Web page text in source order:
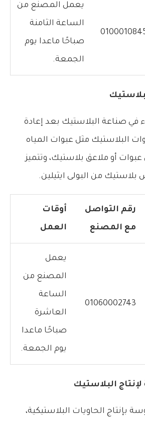
يعمل المصنع من
الساعة الثامنة
صباحًا ماعدا يوم
الجمعة.
في صناعة البلاستيك بعد إعادة
البلاستيك مثل عبوات المياه
عبوات أو ملاعق بلاستيك، وتتميز
من البولى ايثيلين.
رقم التواصل
مع المصنع
أوقات
العمل
01060002743
يعمل
المصنع من
الساعة
العاشرة
صباحًا ماعدا
يوم الجمعة.
البلاستيك
بإنتاج الحاويات البلاستيكية،